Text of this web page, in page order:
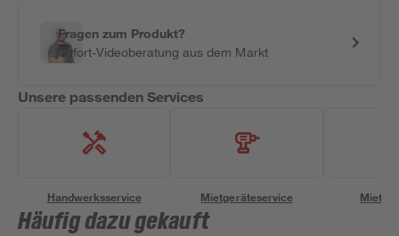
Fragen zum Produkt?
Sofort-Videoberatung aus dem Markt
Unsere passenden Services
Handwerksservice Mietgeräteservice
Häufig dazu gekauft